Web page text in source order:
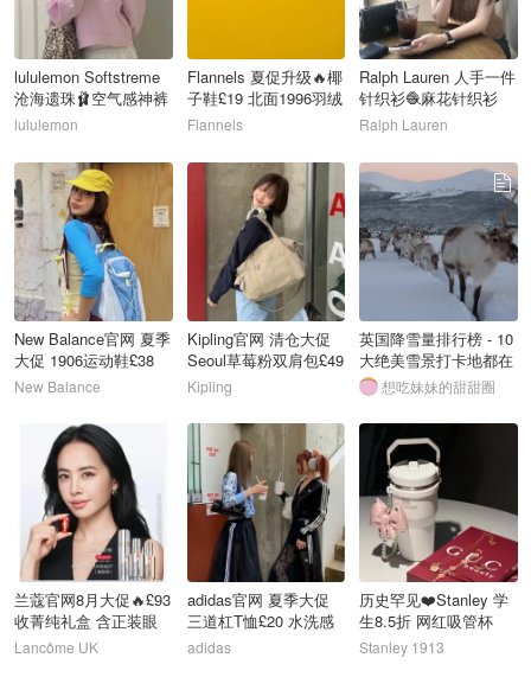
lululemon Softstreme
沧海遗珠🩰空气感神裤
£69
lululemon
Flannels 夏促升级🔥椰
子鞋£19 北面1996羽绒
服£67
Flannels
Ralph Lauren 人手一件
针织衫🧶麻花针织衫
£75
Ralph Lauren
40
New Balance官网 夏季
大促 1906运动鞋£38
超好看！
New Balance
Kipling官网 清仓大促
Seoul草莓粉双肩包£49
件件送包挂！
Kipling
42
英国降雪量排行榜 - 10
大绝美雪景打卡地都在
这 想吃妹妹的甜甜圈
兰蔻官网8月大促🔥£93
收菁纯礼盒 含正装眼
霜+面霜
Lancôme UK
adidas官网 夏季大促
三道杠T恤£20 水洗感
三角包£22
adidas
历史罕见❤️Stanley 学
生8.5折 网红吸管杯
£25
Stanley 1913